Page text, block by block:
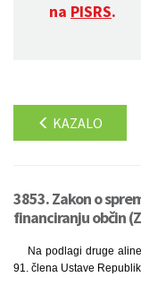
na PISRS.
KAZALO
3853. Zakon o
financiranju občin
Na podlagi druge
91. člena Ustave